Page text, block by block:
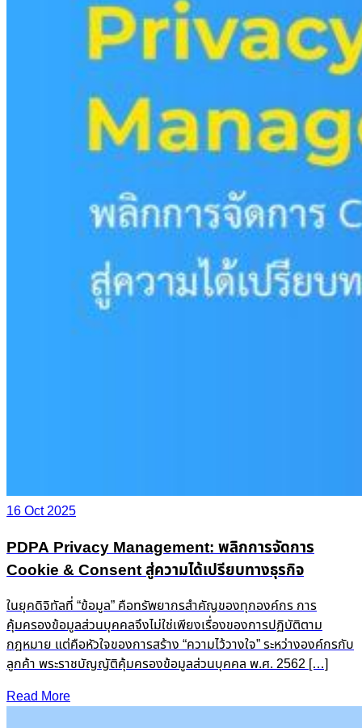
16 Oct 2025
PDPA Privacy Management: พลิกการจัดการ
Cookie & Consent สู่ความได้เปรียบทางธุรกิจ
ในยุคดิจิทัลที่ “ข้อมูล” คือทรัพยากรสำคัญของทุกองค์กร การ
คุ้มครองข้อมูลส่วนบุคคลจึงไม่ใช่เพียงเรื่องของการปฏิบัติตาม
กฎหมาย แต่คือหัวใจของการสร้าง “ความไว้วางใจ” ระหว่างองค์กรกับ
ลูกค้า พระราชบัญญัติคุ้มครองข้อมูลส่วนบุคคล พ.ศ. 2562 […]
Read More